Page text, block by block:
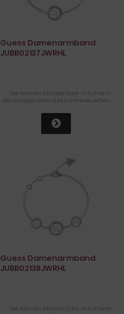
Guess Damenarmband
JUBB02137JWRHL
Sie können als Gast (bzw. mit Ihrem
derzeitigen Status) keine Preise sehen.
Guess Damenarmband
JUBB02138JWRHL
Sie können als Gast (bzw. mit Ihrem